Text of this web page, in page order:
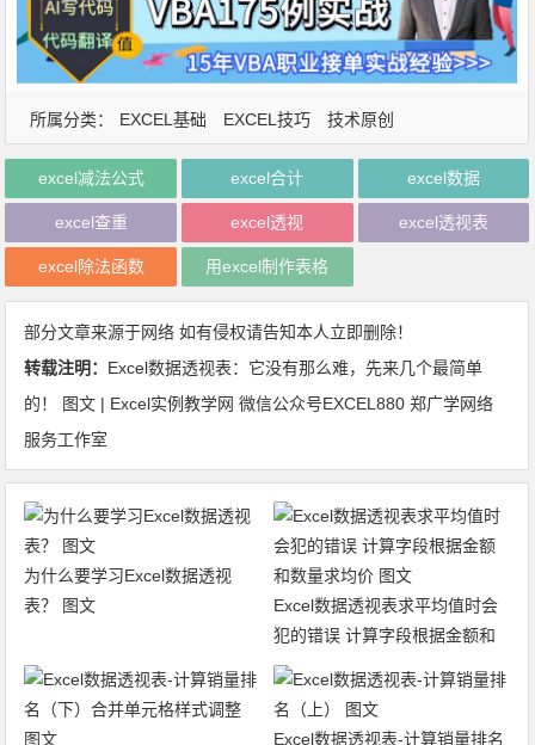
所属分类： EXCEL基础 EXCEL技巧 技术原创
excel减法公式 excel合计 excel数据
excel查重 excel透视 excel透视表
excel除法函数 用excel制作表格
部分文章来源于网络 如有侵权请告知本人立即删除！
转载注明： Excel数据透视表：它没有那么难，先来几个最简单
的！ 图文 | Excel实例教学网 微信公众号EXCEL880 郑广学网络
服务工作室
为什么要学习Excel数据透视
表？ 图文
Excel数据透视表求平均值时会
犯的错误 计算字段根据金额和
数量求均价 图文
Excel数据透视表-计算销量排名